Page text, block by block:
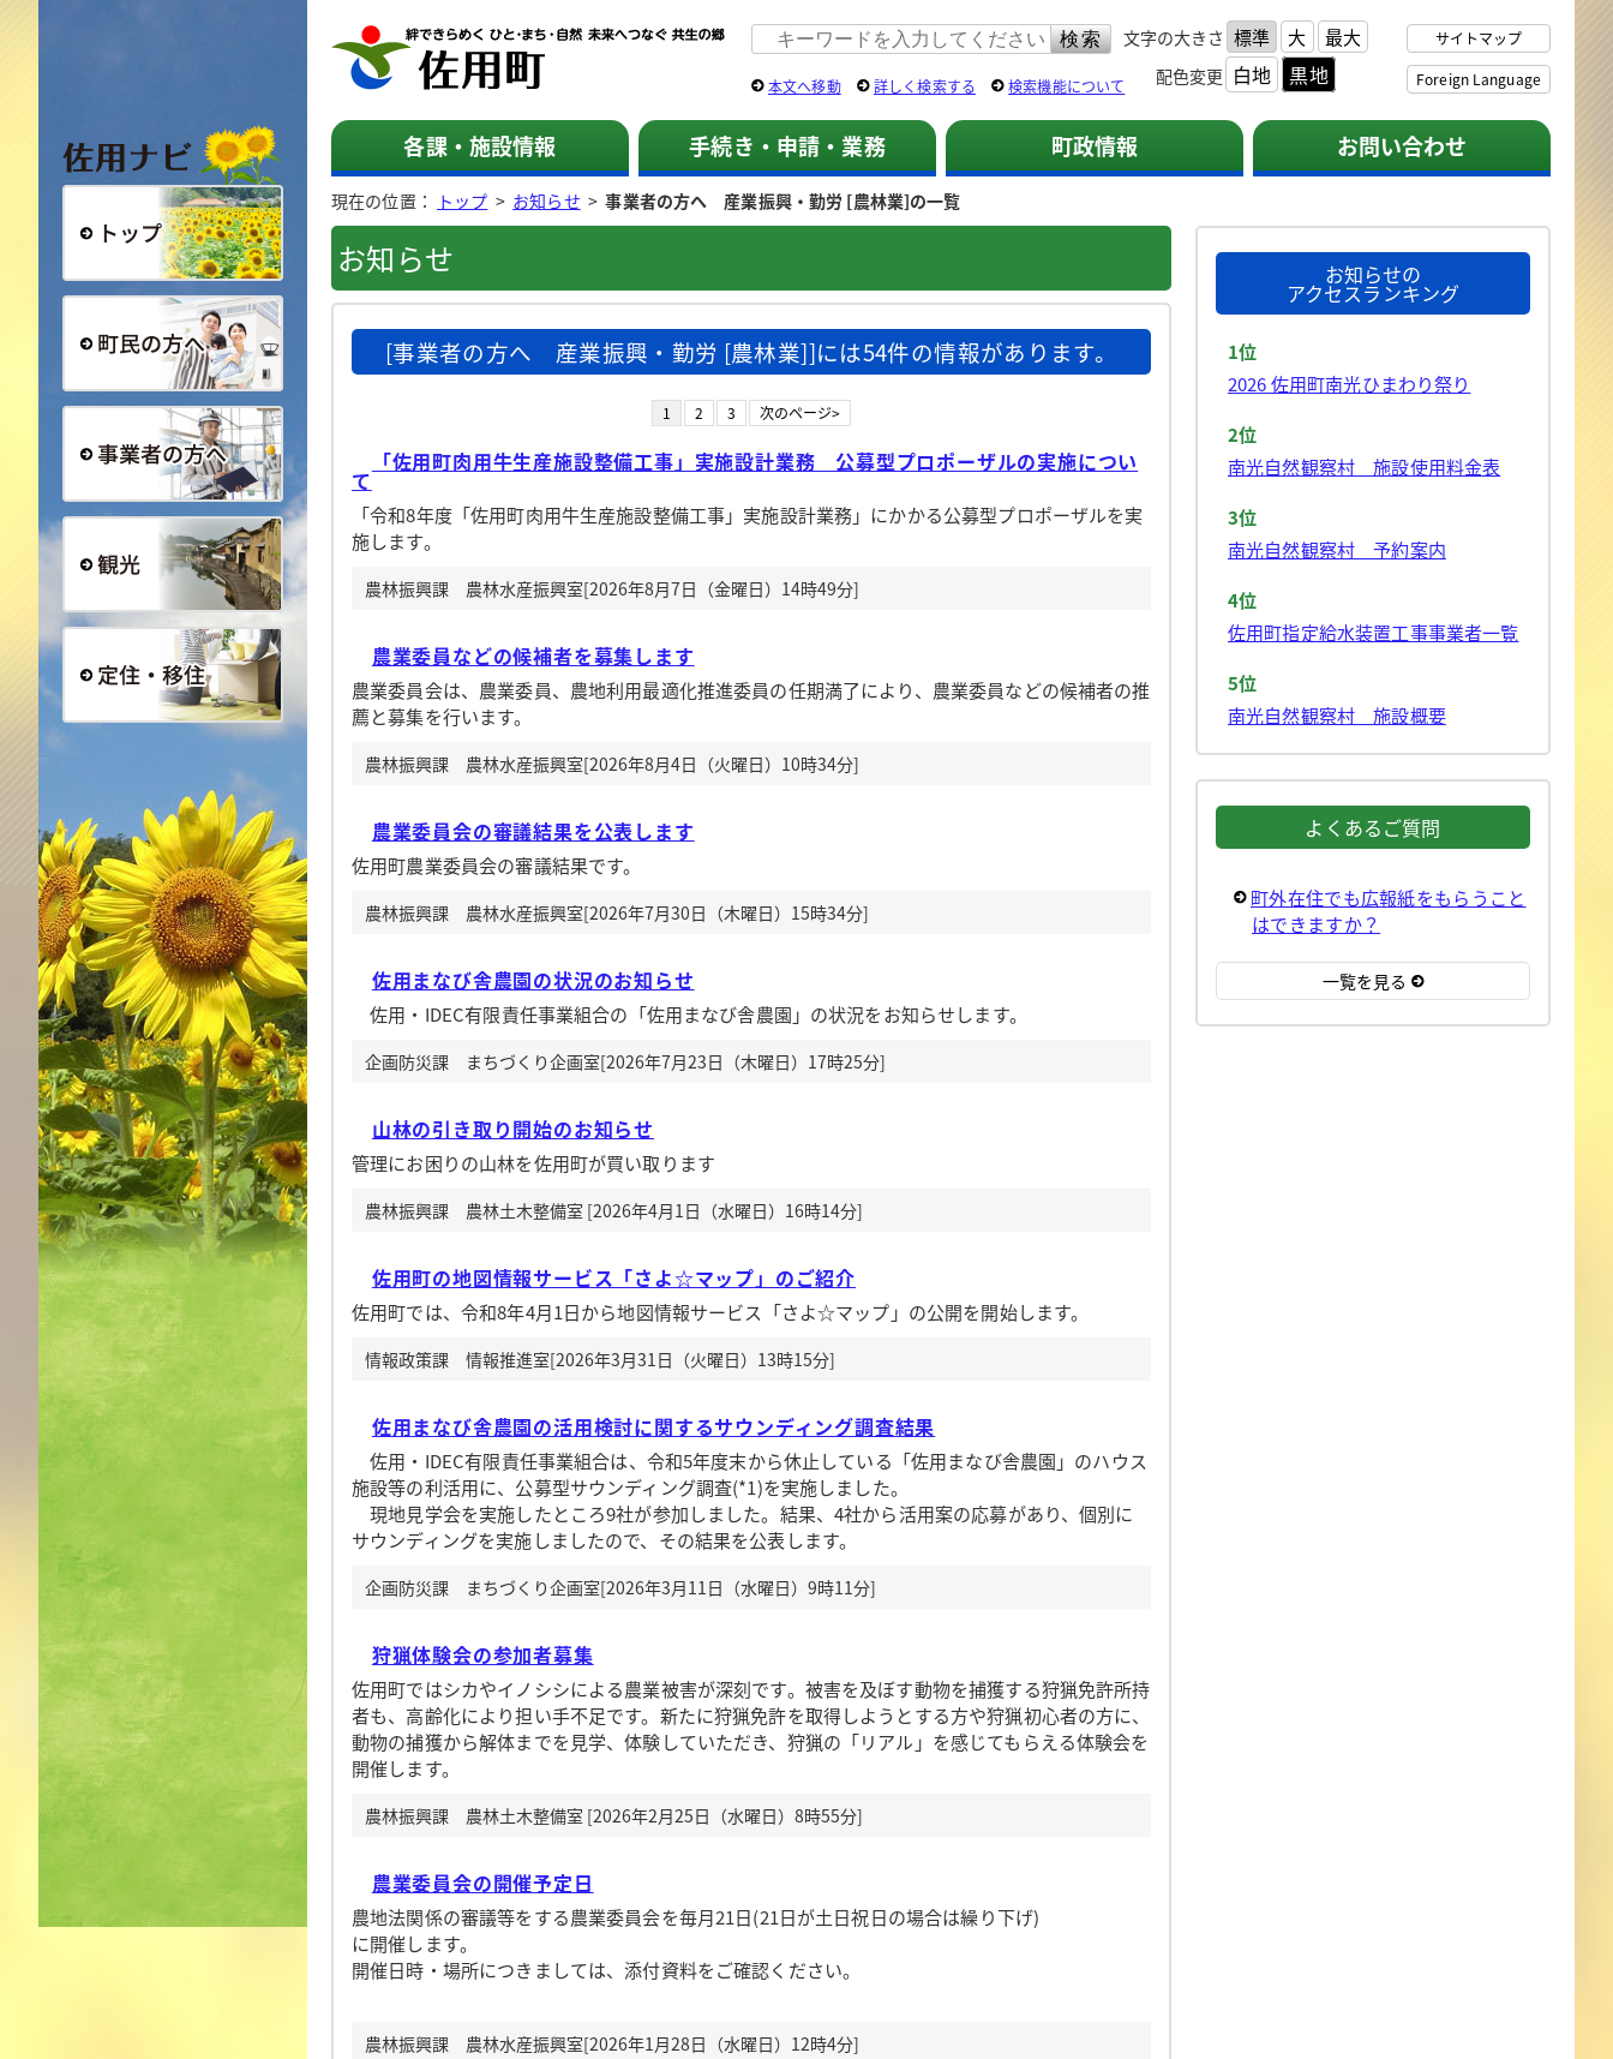
総合トップ
事業者の方へ
定住・移住
佐用町 公式ホームページ 文字の大きさ 標準 大 最大
配色変更 白地 黒地
サイトマップ
Foreign Language
本文へ移動 詳しく検索する 検索機能について
各課・施設情報 手続き・申請・業務 町政情報 お問い合わせ
現在の位置： トップ > お知らせ >事業者の方へ 産業振興・勤労 [農林業]の一覧
お知らせ
[事業者の方へ 産業振興・勤労 [農林業]]には54件の情報があります。
1 2 3 次のページ>
「佐用町肉用牛生産施設整備工事」実施設計業務 公募型プロポーザルの実施につい
て
「令和8年度「佐用町肉用牛生産施設整備工事」実施設計業務」にかかる公募型プロポーザルを実
施します。
農林振興課 農林水産振興室[2026年8月7日（金曜日）14時49分]
農業委員などの候補者を募集します
農業委員会は、農業委員、農地利用最適化推進委員の任期満了により、農業委員などの候補者の推
薦と募集を行います。
農林振興課 農林水産振興室[2026年8月4日（火曜日）10時34分]
農業委員会の審議結果を公表します
佐用町農業委員会の審議結果です。
農林振興課 農林水産振興室[2026年7月30日（木曜日）15時34分]
佐用まなび舎農園の状況のお知らせ
佐用・IDEC有限責任事業組合の「佐用まなび舎農園」の状況をお知らせします。
企画防災課 まちづくり企画室[2026年7月23日（木曜日）17時25分]
山林の引き取り開始のお知らせ
管理にお困りの山林を佐用町が買い取ります
農林振興課 農林土木整備室 [2026年4月1日（水曜日）16時14分]
佐用町の地図情報サービス「さよ☆マップ」のご紹介
佐用町では、令和8年4月1日から地図情報サービス「さよ☆マップ」の公開を開始します。
情報政策課 情報推進室[2026年3月31日（火曜日）13時15分]
佐用まなび舎農園の活用検討に関するサウンディング調査結果
佐用・IDEC有限責任事業組合は、令和5年度末から休止している「佐用まなび舎農園」のハウス
施設等の利活用に、公募型サウンディング調査(*1)を実施しました。
現地見学会を実施したところ9社が参加しました。結果、4社から活用案の応募があり、個別に
サウンディングを実施しましたので、その結果を公表します。
企画防災課 まちづくり企画室[2026年3月11日（水曜日）9時11分]
狩猟体験会の参加者募集
佐用町ではシカやイノシシによる農業被害が深刻です。被害を及ぼす動物を捕獲する狩猟免許所持
者も、高齢化により担い手不足です。新たに狩猟免許を取得しようとする方や狩猟初心者の方に、
動物の捕獲から解体までを見学、体験していただき、狩猟の「リアル」を感じてもらえる体験会を
開催します。
農林振興課 農林土木整備室 [2026年2月25日（水曜日）8時55分]
農業委員会の開催予定日
農地法関係の審議等をする農業委員会を毎月21日(21日が土日祝日の場合は繰り下げ)
に開催します。
開催日時・場所につきましては、添付資料をご確認ください。
農林振興課 農林水産振興室[2026年1月28日（水曜日）12時4分]
お知らせの
アクセスランキング
1位
2026 佐用町南光ひまわり祭り
2位
南光自然観察村 施設使用料金表
3位
南光自然観察村 予約案内
4位
佐用町指定給水装置工事事業者一覧
5位
南光自然観察村 施設概要
よくあるご質問
町外在住でも広報紙をもらうこと
はできますか？
一覧を見る